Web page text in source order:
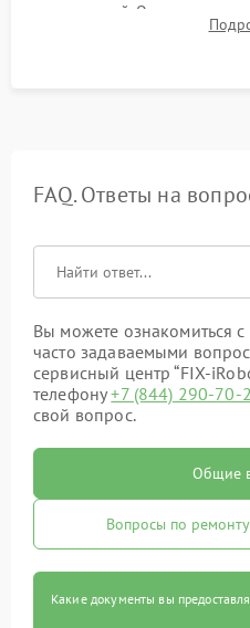
препятствий. Оценка силы
Тестирование
FAQ. Ответы на
Вы можете ознакомиться
часто задаваемыми
сервисный центр “FIX-
телефону+7 (844) 290-70-
свой вопрос.
Общие
Вопросы по
Какие документы вы